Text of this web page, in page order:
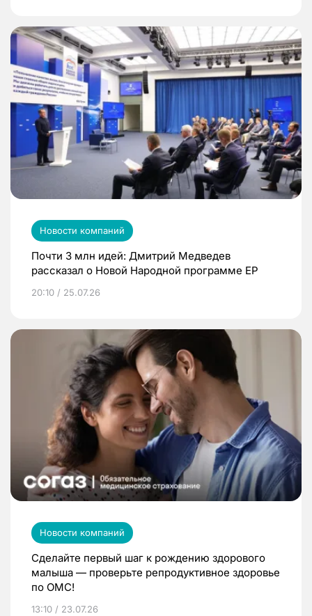
Новости компаний
Почти 3 млн идей: Дмитрий Медведев
рассказал о Новой Народной программе ЕР
20:10 / 25.07.26
Новости компаний
Сделайте первый шаг к рождению здорового
малыша — проверьте репродуктивное здоровье
по ОМС!
13:10 / 23.07.26